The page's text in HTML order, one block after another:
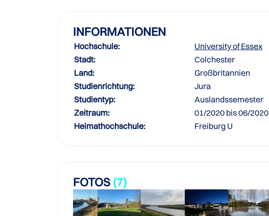
INFORMATIONEN
Hochschule:
University of Essex
Stadt:
Colchester
Land:
Großbritannien
Studienrichtung:
Jura
Studientyp:
Auslandssemester
Zeitraum:
01/2020 bis 06/2020
Heimathochschule:
Freiburg U
FOTOS (7)